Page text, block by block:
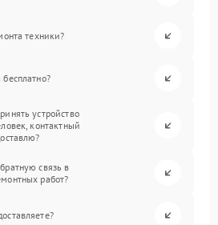
техники?
устройство
контактный
связь в
работ?